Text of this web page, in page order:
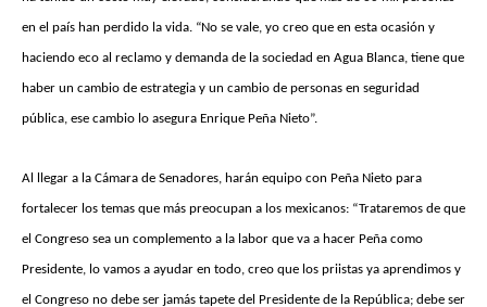
en el país han perdido la vida. “No se vale, yo creo que en esta ocasión y
haciendo eco al reclamo y demanda de la sociedad en Agua Blanca, tiene que
haber un cambio de estrategia y un cambio de personas en seguridad
pública, ese cambio lo asegura Enrique Peña Nieto”.
Al llegar a la Cámara de Senadores, harán equipo con Peña Nieto para
fortalecer los temas que más preocupan a los mexicanos: “Trataremos de que
el Congreso sea un complemento a la labor que va a hacer Peña como
Presidente, lo vamos a ayudar en todo, creo que los priistas ya aprendimos y
el Congreso no debe ser jamás tapete del Presidente de la República; debe ser